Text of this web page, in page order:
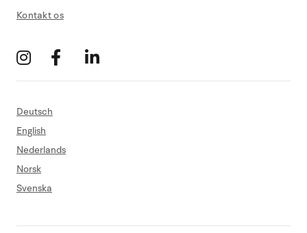
Kontakt os
Deutsch
English
Nederlands
Norsk
Svenska